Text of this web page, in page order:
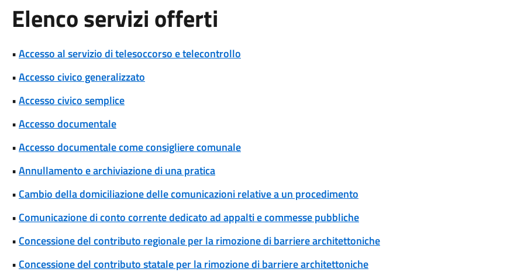
Elenco servizi offerti
•Accesso al servizio di telesoccorso e telecontrollo
•Accesso civico generalizzato
•Accesso civico semplice
•Accesso documentale
•Accesso documentale come consigliere comunale
•Annullamento e archiviazione di una pratica
• Cambio della domiciliazione delle comunicazioni relative a un procedimento
• Comunicazione di conto corrente dedicato ad appalti e commesse pubbliche
• Concessione del contributo regionale per la rimozione di barriere architettoniche
• Concessione del contributo statale per la rimozione di barriere architettoniche